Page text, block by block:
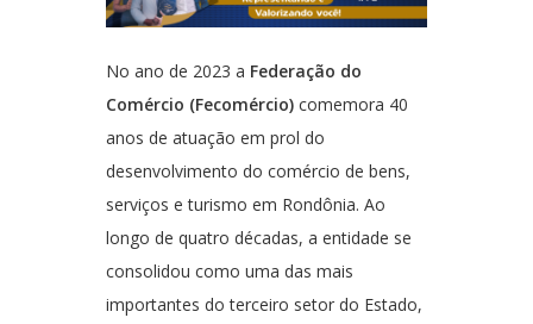
No ano de 2023 a Federação do
Comércio (Fecomércio) comemora 40
anos de atuação em prol do
desenvolvimento do comércio de bens,
serviços e turismo em Rondônia. Ao
longo de quatro décadas, a entidade se
consolidou como uma das mais
importantes do terceiro setor do Estado,